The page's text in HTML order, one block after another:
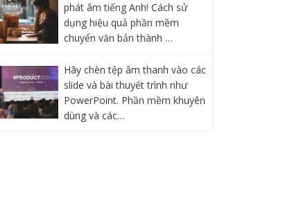
phát âm tiếng Anh! Cách sử
dụng hiệu quả phần mềm
chuyển văn bản thành …
Hãy chèn tệp âm thanh vào các
slide và bài thuyết trình như
PowerPoint. Phần mềm khuyên
dùng và các…